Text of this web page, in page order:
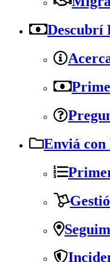
Descubrí
Enviá con